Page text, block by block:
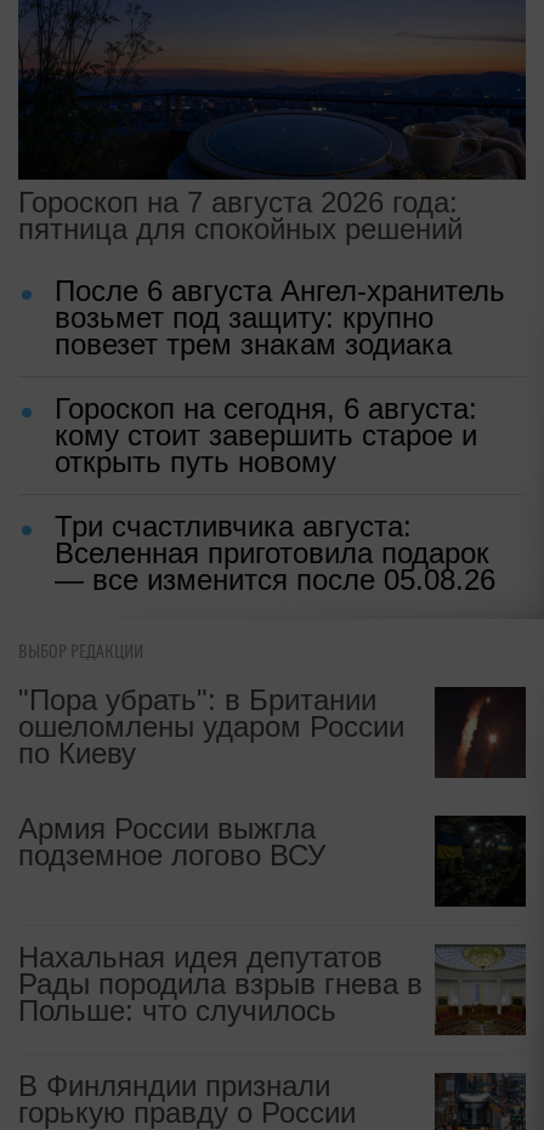
Гороскоп на 7 августа 2026 года:
пятница для спокойных решений
После 6 августа Ангел-хранитель
возьмет под защиту: крупно
повезет трем знакам зодиака
Гороскоп на сегодня, 6 августа:
кому стоит завершить старое и
открыть путь новому
Три счастливчика августа:
Вселенная приготовила подарок
— все изменится после 05.08.26
ВЫБОР РЕДАКЦИИ
"Пора убрать": в Британии
ошеломлены ударом России
по Киеву
Армия России выжгла
подземное логово ВСУ
Нахальная идея депутатов
Рады породила взрыв гнева в
Польше: что случилось
В Финляндии признали
горькую правду о России